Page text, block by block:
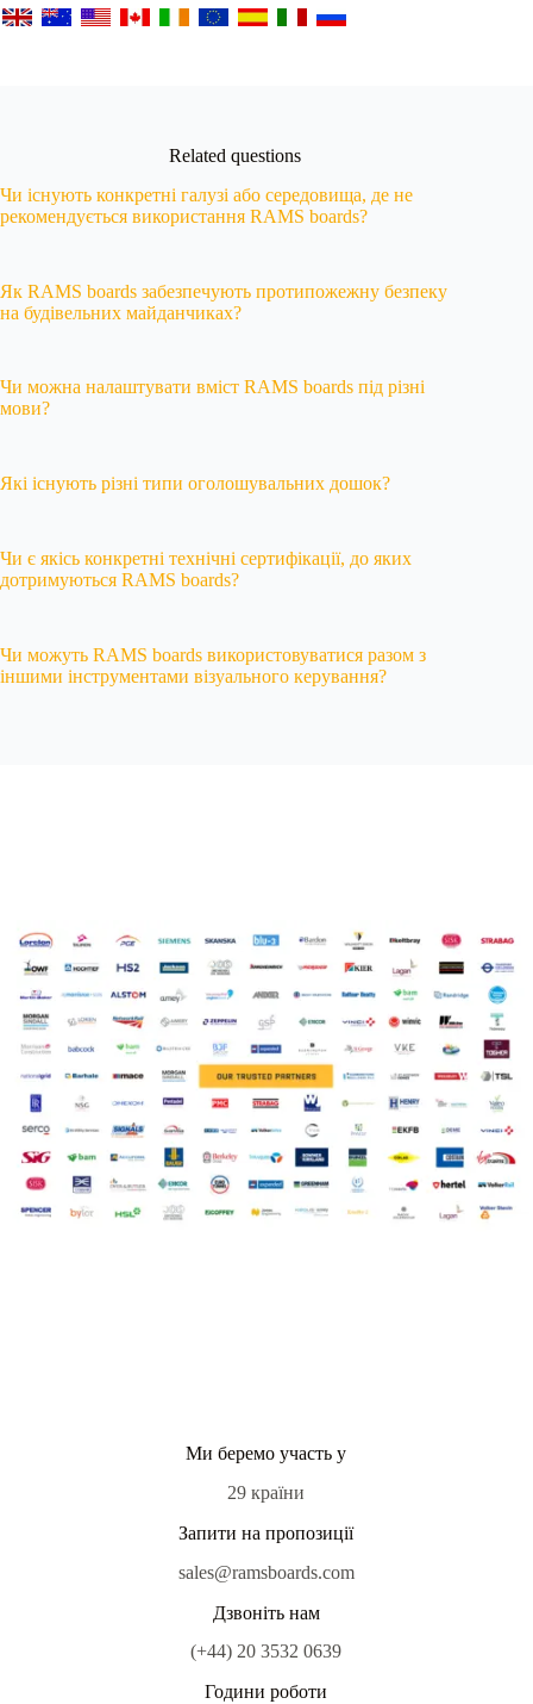
Related questions
Чи існують конкретні галузі або середовища, де не
рекомендується використання RAMS boards?
Як RAMS boards забезпечують протипожежну безпеку
на будівельних майданчиках?
Чи можна налаштувати вміст RAMS boards під різні
мови?
Які існують різні типи оголошувальних дошок?
Чи є якісь конкретні технічні сертифікації, до яких
дотримуються RAMS boards?
Чи можуть RAMS boards використовуватися разом з
іншими інструментами візуального керування?
Ми беремо участь у
29 країни
Запити на пропозиції
sales@ramsboards.com
Дзвоніть нам
(+44) 20 3532 0639
Години роботи